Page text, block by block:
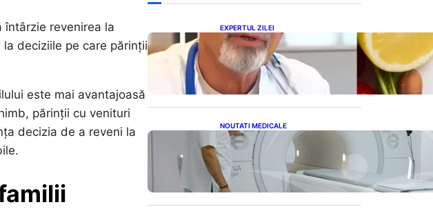
revenirea la
deciziile pe care părinții
este mai avantajoasă
părinții cu venituri
decizia de a reveni la
EXPERTUL ZILEI
Dieta Cerin: O abordare
inovatoare pentru slăbire
fără senzația de foame
NOUTATI MEDICALE
Impactul Substanțelor de
Contrast în RMN: Îngrijorări
Legate de Gadoliniu și
Acidul Oxalic